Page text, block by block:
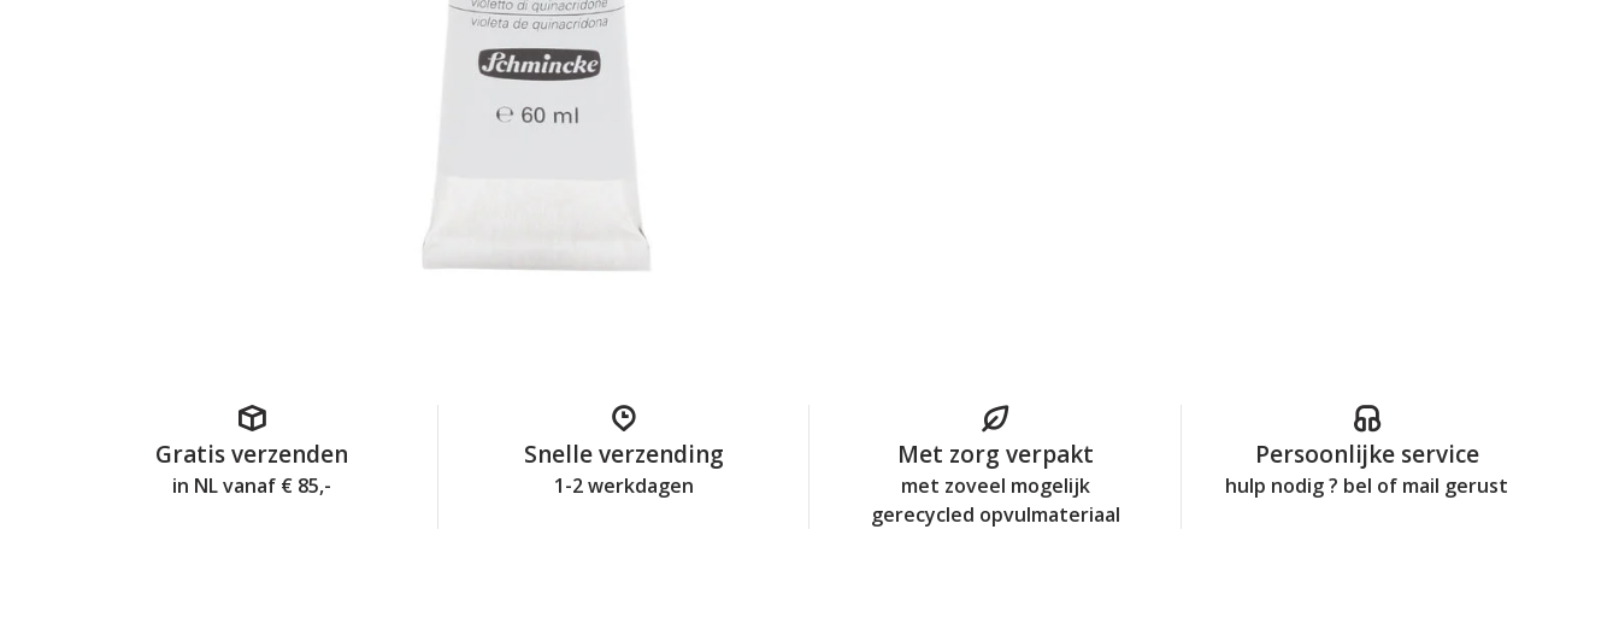
Gratis verzenden
in NL vanaf € 85,-
Snelle verzending
1-2 werkdagen
Met zorg verpakt
met zoveel mogelijk
gerecycled opvulmateriaal
Persoonlijke service
hulp nodig ? bel of mail gerust